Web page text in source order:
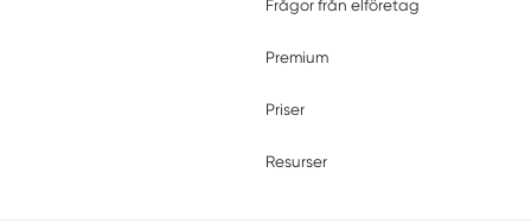
Frågor från elföretag
Premium
Priser
Resurser